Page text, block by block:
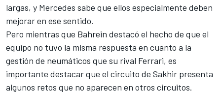
largas, y Mercedes sabe que ellos especialmente deben
mejorar en ese sentido.
Pero mientras que Bahrein destacó el hecho de que el
equipo no tuvo la misma respuesta en cuanto a la
gestión de neumáticos que su rival Ferrari, es
importante destacar que el circuito de Sakhir presenta
algunos retos que no aparecen en otros circuitos.